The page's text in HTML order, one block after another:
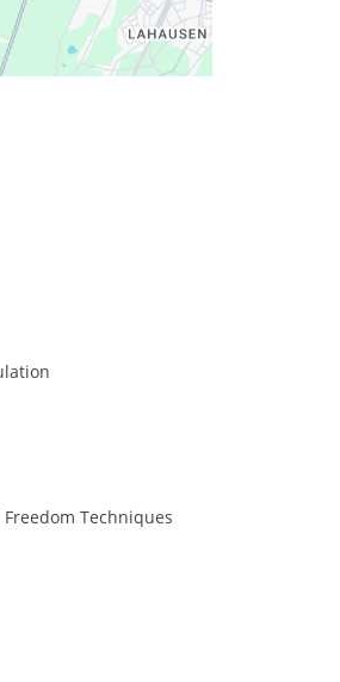
unterschiedlichster
abgestimmt werden.
Techniques